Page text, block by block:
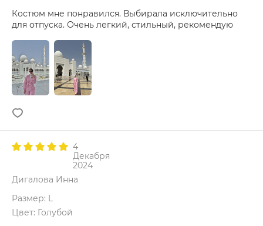
Костюм мне понравился. Выбирала исключительно
для отпуска. Очень легкий, стильный, рекомендую
4
Декабря
2024
Дигалова Инна
Размер: L
Цвет: Голубой